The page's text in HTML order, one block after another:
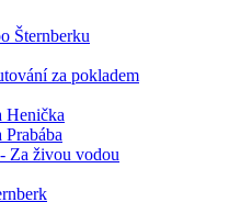
Šternberku
za pokladem
Henička
Prabába
Za živou vodou